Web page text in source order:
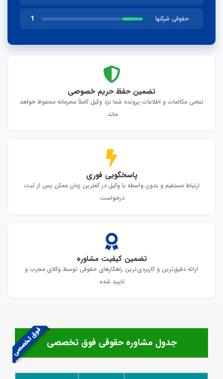
حقوقی شرکتها 1
تضمین حفظ حریم خصوصی
تمامی مکالمات و اطلاعات پرونده شما نزد وکیل کاملاً محرمانه محفوظ خواهد
ماند.
پاسخگویی فوری
ارتباط مستقیم و بدون واسطه با وکیل در کمترین زمان ممکن پس از ثبت
درخواست.
تضمین کیفیت مشاوره
ارائه دقیق‌ترین و کاربردی‌ترین راهکارهای حقوقی توسط وکلای مجرب و
تایید شده.
فوق تخصصی جدول مشاوره حقوقی فوق تخصصی